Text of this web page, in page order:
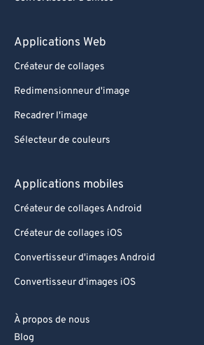
Applications Web
Créateur de collages
Redimensionneur d'image
Recadrer l'image
Sélecteur de couleurs
Applications mobiles
Créateur de collages Android
Créateur de collages iOS
Convertisseur d'images Android
Convertisseur d'images iOS
À propos de nous
Blog